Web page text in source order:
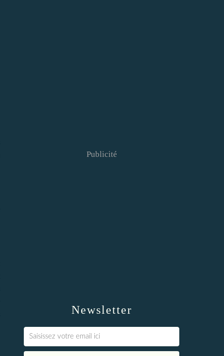
Newsletter
Publicité